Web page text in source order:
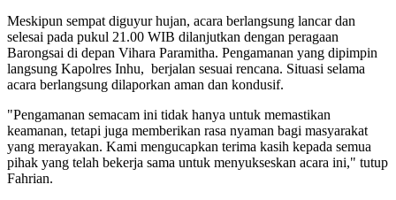
Meskipun sempat diguyur hujan, acara berlangsung lancar dan
selesai pada pukul 21.00 WIB dilanjutkan dengan peragaan
Barongsai di depan Vihara Paramitha. Pengamanan yang dipimpin
langsung Kapolres Inhu, berjalan sesuai rencana. Situasi selama
acara berlangsung dilaporkan aman dan kondusif.
"Pengamanan semacam ini tidak hanya untuk memastikan
keamanan, tetapi juga memberikan rasa nyaman bagi masyarakat
yang merayakan. Kami mengucapkan terima kasih kepada semua
pihak yang telah bekerja sama untuk menyukseskan acara ini," tutup
Fahrian.